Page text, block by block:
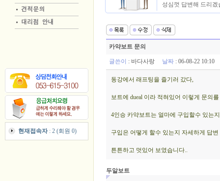
현재접속자: 2 (회원 0)
성심껏 답변해 드리겠
카약보트 문의
글쓴이 : 바다사랑 날짜: 06-08-22
동강에서 래프팅을 즐기러 갔다,
보트에 dueal 이라 적혀있어 이렇게 문의
4인승 카약보트는 얼마에 구입할수 있는
구입은 어떻게 할수 있는지 자세하게 답
튼튼하고 멋있어 보였습니다..
두알보트